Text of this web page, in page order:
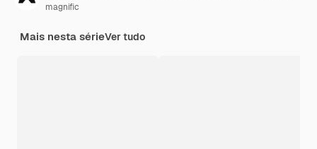
magnific
Mais nesta sérieVer tudo